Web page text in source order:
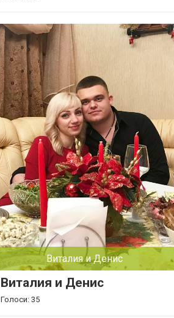
Виталия и Денис
Виталия и Денис
Голоси: 35